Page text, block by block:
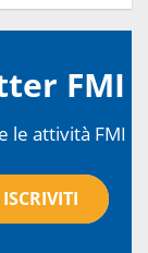
FMI
le attività FMI